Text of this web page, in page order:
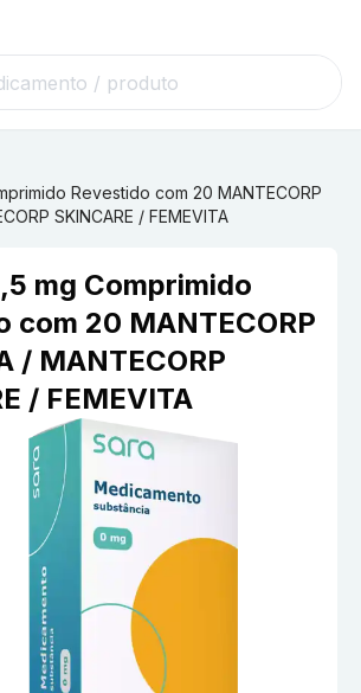
Revestido com 20 MANTECORP
SKINCARE / FEMEVITA
mg Comprimido
com 20 MANTECORP
/ MANTECORP
/ FEMEVITA